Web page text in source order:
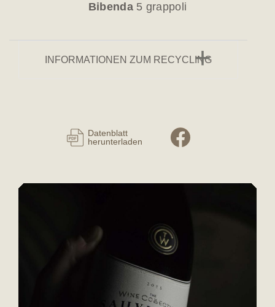
Bibenda5 grappoli
INFORMATIONEN ZUM RECYCLING
Datenblatt
herunterladen